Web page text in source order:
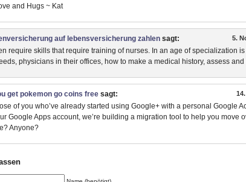
and Hugs ~ Kat
auf lebensversicherung zahlen sagt: 5.
require skills that require training of nurses. In an age of specialization
physicians in their offices, how to make a medical history, assess and
get pokemon go coins free sagt:
of you who’ve already started using Google+ with a personal Google
Google Apps account, we’re building a migration tool to help you move
Anyone?